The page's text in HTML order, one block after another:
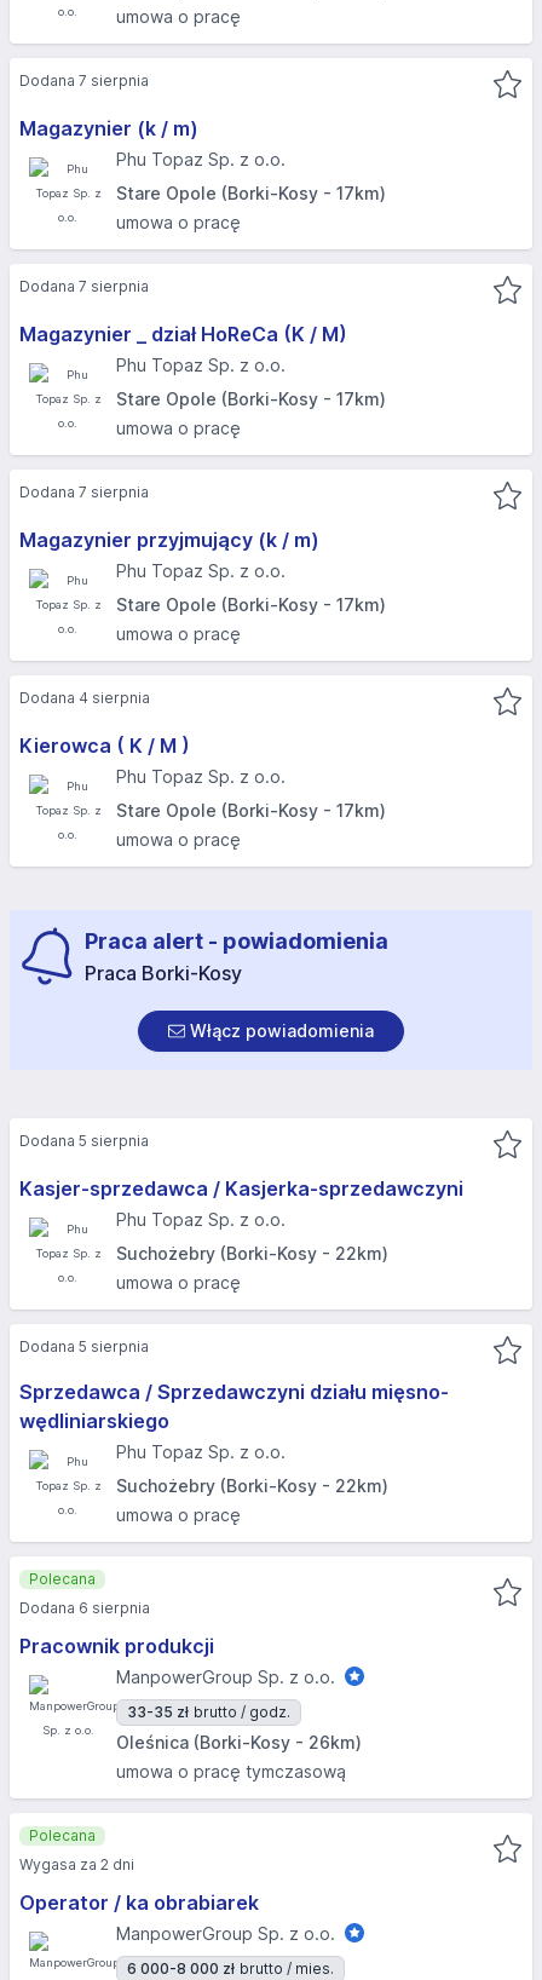
umowa o pracę
Magazynier (k / m)
Phu Topaz Sp. z o.o.
Stare Opole (Borki-Kosy - 17km)
umowa o pracę
Dodana 7 sierpnia
Magazynier _ dział HoReCa (K / M)
Phu Topaz Sp. z o.o.
Stare Opole (Borki-Kosy - 17km)
umowa o pracę
Dodana 7 sierpnia
Magazynier przyjmujący (k / m)
Phu Topaz Sp. z o.o.
Stare Opole (Borki-Kosy - 17km)
umowa o pracę
Dodana 7 sierpnia
Kierowca ( K / M )
Phu Topaz Sp. z o.o.
Stare Opole (Borki-Kosy - 17km)
umowa o pracę
Dodana 4 sierpnia
Praca alert - powiadomienia
Praca Borki-Kosy
Włącz powiadomienia
Kasjer-sprzedawca / Kasjerka-sprzedawczyni
Phu Topaz Sp. z o.o.
Suchożebry (Borki-Kosy - 22km)
umowa o pracę
Dodana 5 sierpnia
Sprzedawca / Sprzedawczyni działu mięsno-
wędliniarskiego
Phu Topaz Sp. z o.o.
Suchożebry (Borki-Kosy - 22km)
umowa o pracę
Dodana 5 sierpnia
Pracownik produkcji
ManpowerGroup Sp. z o.o.
33-35 zł brutto / godz.
Oleśnica (Borki-Kosy - 26km)
umowa o pracę tymczasową
Polecana
Dodana 6 sierpnia
Operator / ka obrabiarek
ManpowerGroup Sp. z o.o.
6 000-8 000 zł brutto / mies.
Polecana
Wygasa za 2 dni